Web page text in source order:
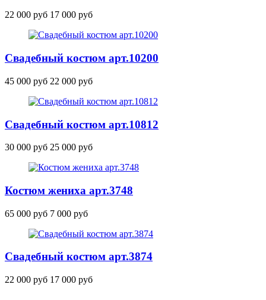
22 000 руб 17 000 руб
Свадебный костюм арт.10200
45 000 руб 22 000 руб
Свадебный костюм арт.10812
30 000 руб 25 000 руб
Костюм жениха арт.3748
65 000 руб 7 000 руб
Свадебный костюм арт.3874
22 000 руб 17 000 руб